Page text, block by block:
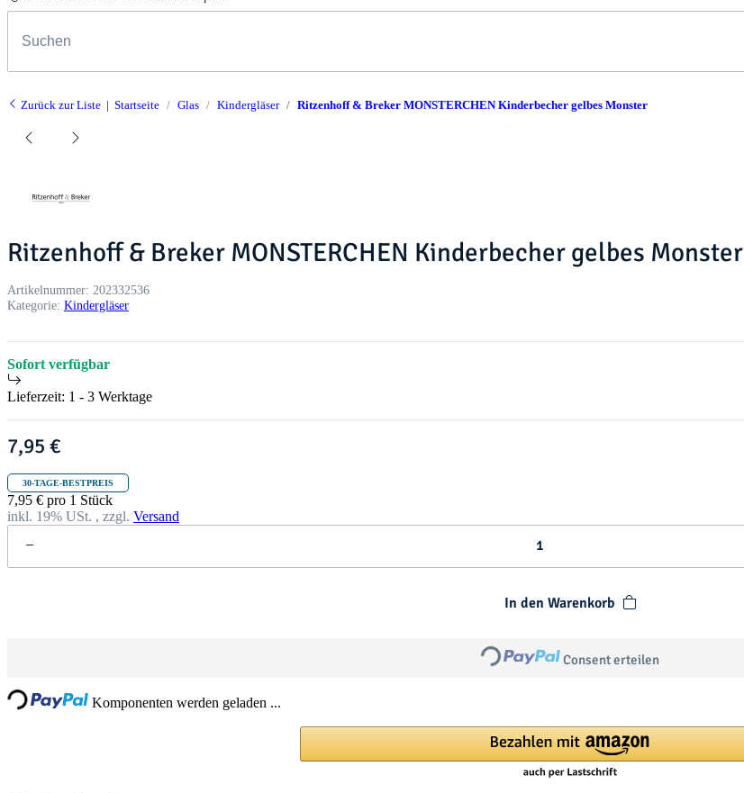
Zurück zur Liste Startseite Glas Kindergläser Ritzenhoff & Breker MONSTERCHEN Kinderbecher gelbes Monster
Ritzenhoff & Breker MONSTERCHEN Kinderbecher gelbes Monster
Artikelnummer: 202332536
Kategorie: Kindergläser
Sofort verfügbar
Lieferzeit: 1 - 3 Werktage
7,95 €
30-TAGE-BESTPREIS
7,95 € pro 1 Stück
inkl. 19% USt. , zzgl. Versand
In den Warenkorb
Loading... Consent erteilen
Loading... Komponenten werden geladen ...